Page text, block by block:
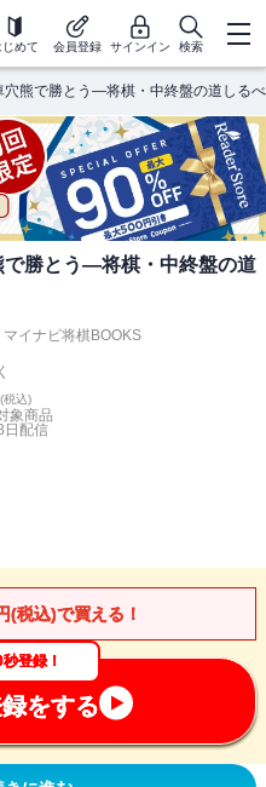
じめて 会員登録 サインイン 検索
穴熊で勝とう―将棋・中終盤の道しるべ
で勝とう―将棋・中終盤の道
マイナビ将棋BOOKS
(税込)
象商品
配信
(税込)で買える！
登録！
をする